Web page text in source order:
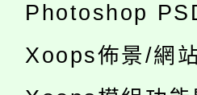
Photoshop
Xoops佈景/網